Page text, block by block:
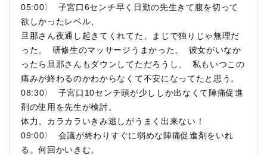
05:00〉 子宮口6センチ早く日勤の先生きて腹を切って
欲しかったレベル、
旦那さん夜通し起きてくれてた、まじで独りじゃ無理だ
った。 研修生のマッサージうまかった、 彼女がいなか
ったら旦那さんもダウンしてただろうし、 私もいつこの
痛みが終わるのかわからなくて不安になってたと思う。
08:30〉 子宮口10センチ頭が少ししか出なくて陣痛促進
剤の使用を先生が検討。
体力、カラカラいきみ逃しがうまく出来ない！
09:00〉 会議が終わりすぐに弱めな陣痛促進剤をいれ
る。何回かいきむ。